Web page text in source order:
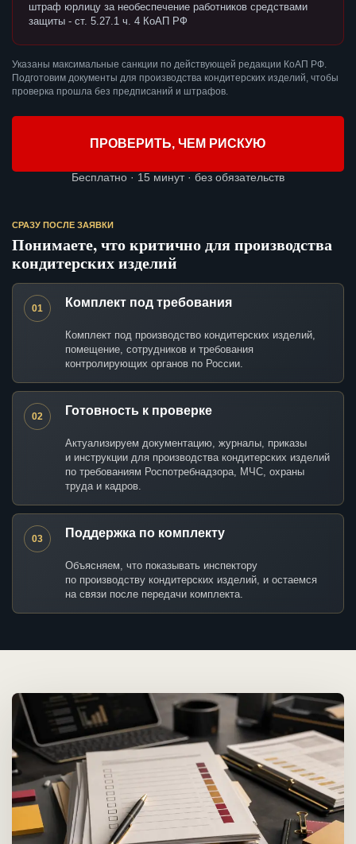
штраф юрлицу за необеспечение работников средствами
защиты - ст. 5.27.1 ч. 4 КоАП РФ
Указаны максимальные санкции по действующей редакции КоАП РФ.
Подготовим документы для производства кондитерских изделий, чтобы
проверка прошла без предписаний и штрафов.
ПРОВЕРИТЬ, ЧЕМ РИСКУЮ
Бесплатно · 15 минут · без обязательств
СРАЗУ ПОСЛЕ ЗАЯВКИ
Понимаете, что критично для производства
кондитерских изделий
01 Комплект под требования
Комплект под производство кондитерских изделий,
помещение, сотрудников и требования
контролирующих органов по России.
02 Готовность к проверке
Актуализируем документацию, журналы, приказы
и инструкции для производства кондитерских изделий
по требованиям Роспотребнадзора, МЧС, охраны
труда и кадров.
03 Поддержка по комплекту
Объясняем, что показывать инспектору
по производству кондитерских изделий, и остаемся
на связи после передачи комплекта.